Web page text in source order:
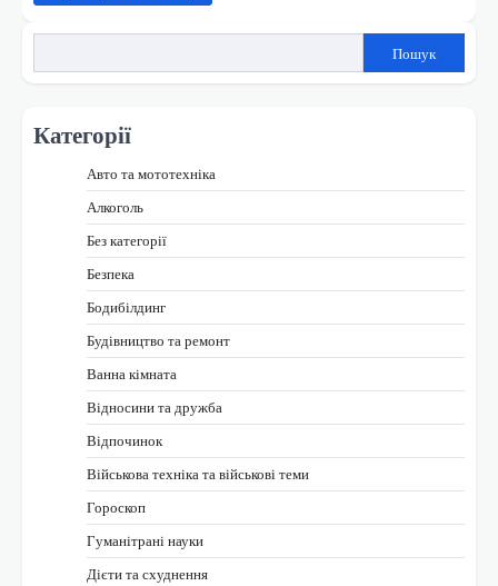
Пошук
Категорії
Авто та мототехніка
Алкоголь
Без категорії
Безпека
Бодибілдинг
Будівництво та ремонт
Ванна кімната
Відносини та дружба
Відпочинок
Військова техніка та військові теми
Гороскоп
Гуманітрані науки
Дієти та схуднення